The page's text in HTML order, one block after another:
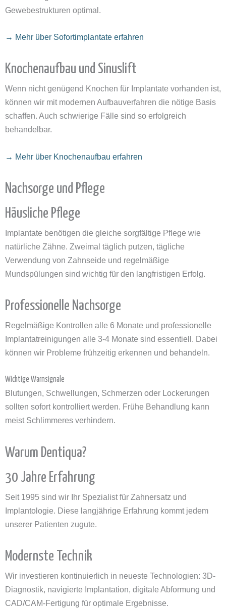
Gewebestrukturen optimal.
→ Mehr über Sofortimplantate erfahren
Knochenaufbau und Sinuslift
Wenn nicht genügend Knochen für Implantate vorhanden ist,
können wir mit modernen Aufbauverfahren die nötige Basis
schaffen. Auch schwierige Fälle sind so erfolgreich
behandelbar.
→ Mehr über Knochenaufbau erfahren
Nachsorge und Pflege
Häusliche Pflege
Implantate benötigen die gleiche sorgfältige Pflege wie
natürliche Zähne. Zweimal täglich putzen, tägliche
Verwendung von Zahnseide und regelmäßige
Mundspülungen sind wichtig für den langfristigen Erfolg.
Professionelle Nachsorge
Regelmäßige Kontrollen alle 6 Monate und professionelle
Implantatreinigungen alle 3-4 Monate sind essentiell. Dabei
können wir Probleme frühzeitig erkennen und behandeln.
Wichtige Warnsignale
Blutungen, Schwellungen, Schmerzen oder Lockerungen
sollten sofort kontrolliert werden. Frühe Behandlung kann
meist Schlimmeres verhindern.
Warum Dentiqua?
30 Jahre Erfahrung
Seit 1995 sind wir Ihr Spezialist für Zahnersatz und
Implantologie. Diese langjährige Erfahrung kommt jedem
unserer Patienten zugute.
Modernste Technik
Wir investieren kontinuierlich in neueste Technologien: 3D-
Diagnostik, navigierte Implantation, digitale Abformung und
CAD/CAM-Fertigung für optimale Ergebnisse.